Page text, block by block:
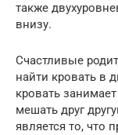
также
внизу.
Счастливые
найти кровать в
кровать
мешать друг
является то, что